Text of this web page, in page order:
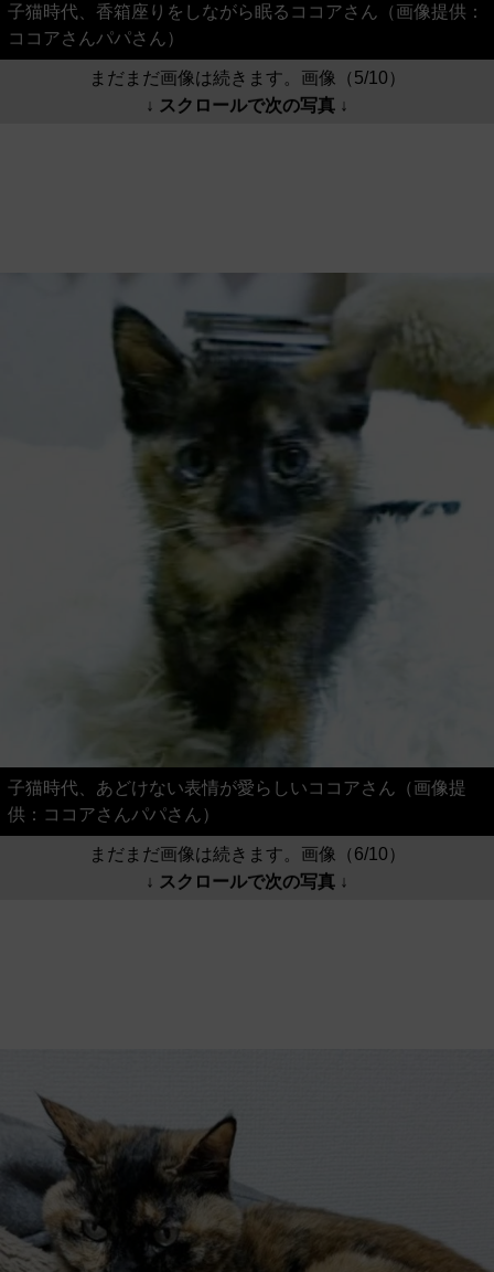
子猫時代、香箱座りをしながら眠るココアさん（画像提供：
ココアさんパパさん）
まだまだ画像は続きます。画像（5/10）
↓ スクロールで次の写真 ↓
子猫時代、あどけない表情が愛らしいココアさん（画像提
供：ココアさんパパさん）
まだまだ画像は続きます。画像（6/10）
↓ スクロールで次の写真 ↓